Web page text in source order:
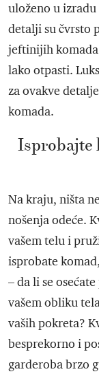
uloženo u
detalji su čvrsto
jeftinijih
lako otpasti.
za ovakve
komada.
Isprobajte
Na kraju, ništa
nošenja odeće.
vašem telu i
isprobate
– da li se
vašem obliku
vaših pokreta?
besprekorno i
garderoba brzo